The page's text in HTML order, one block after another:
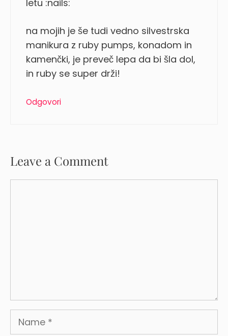
letu :nails:
na mojih je še tudi vedno silvestrska
manikura z ruby pumps, konadom in
kamenčki, je preveč lepa da bi šla dol,
in ruby se super drži!
Odgovori
Leave a Comment
Name